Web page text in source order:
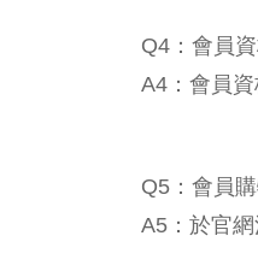
Q4：會員
A4：會員
Q5：會員
A5：於官